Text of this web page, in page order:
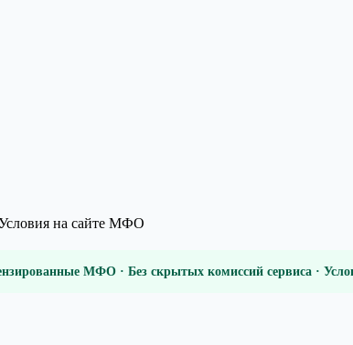
на сайте МФО
МФО · Без скрытых комиссий сервиса ·